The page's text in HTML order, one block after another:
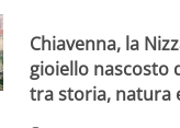
Chiavenna, la
gioiello nascosto
tra storia, natura